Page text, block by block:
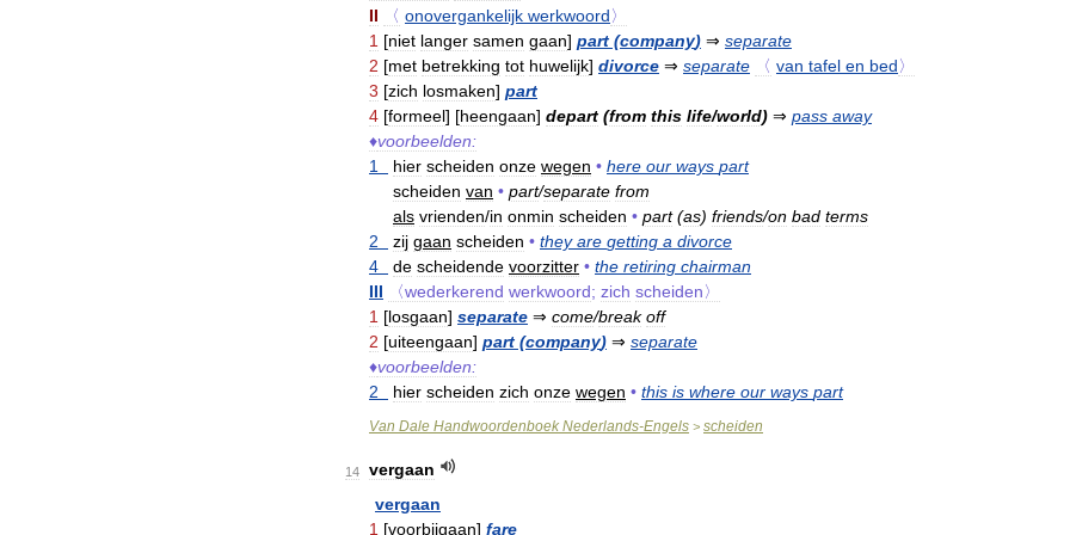
II 〈 onovergankelijk werkwoord〉
1 [niet langer samen gaan] part (company) ⇒ separate
2 [met betrekking tot huwelijk] divorce ⇒ separate 〈 van tafel en bed〉
3 [zich losmaken] part
4 [formeel] [heengaan] depart (from this life/world) ⇒ pass away
♦voorbeelden:
1
hier scheiden onze wegen • here our ways part
scheiden van • part/separate from
als vrienden/in onmin scheiden • part(as) friends/on bad terms
2
zij gaan scheiden • they are getting a divorce
4
de scheidende voorzitter • the retiring chairman
III
〈wederkerend werkwoord; zich scheiden〉
1 [losgaan] separate ⇒ come/break off
2 [uiteengaan] part (company) ⇒ separate
♦voorbeelden:
2
hier scheiden zich onze wegen • this is where our ways part
Van Dale Handwoordenboek Nederlands-Engels > scheiden
14
vergaan
vergaan
1 [voorbijgaan] fare